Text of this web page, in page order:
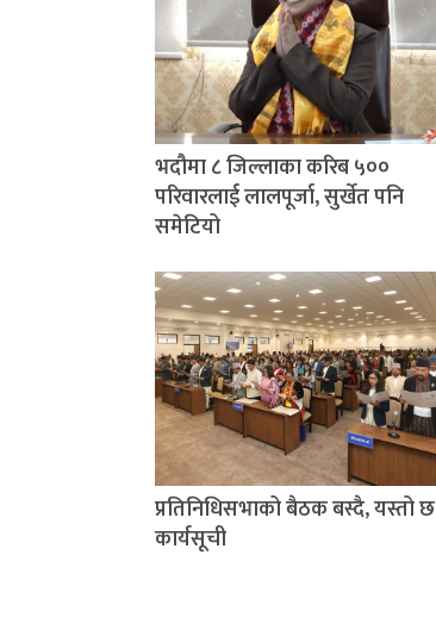
भदौमा ८ जिल्लाका करिब ५००
परिवारलाई लालपूर्जा, सुर्खेत पनि
समेटियो
प्रतिनिधिसभाको बैठक बस्दै, यस्तो छ
कार्यसूची